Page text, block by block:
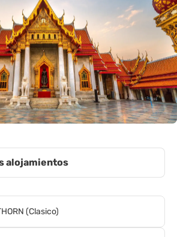
alojamientos
(Clasico)